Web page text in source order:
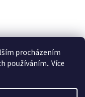
procházením
používáním.. Více